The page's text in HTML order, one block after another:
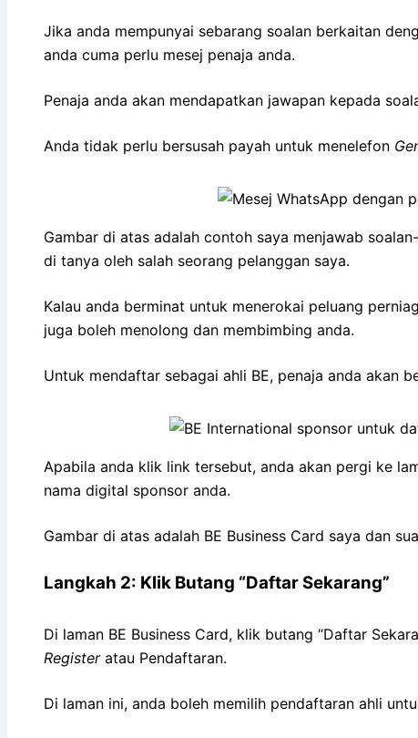
Jika anda mempunyai sebarang soalan berkaitan
anda cuma perlu mesej penaja anda.
Penaja anda akan mendapatkan jawapan kepada
Anda tidak perlu bersusah payah untuk menelefon
Gambar di atas adalah contoh saya menjawab
di tanya oleh salah seorang pelanggan saya.
Kalau anda berminat untuk menerokai peluang
juga boleh menolong dan membimbing anda.
Untuk mendaftar sebagai ahli BE, penaja anda akan
Apabila anda klik link tersebut, anda akan pergi ke
nama digital sponsor anda.
Gambar di atas adalah BE Business Card saya dan
Langkah 2: Klik Butang “Daftar Sekarang”
Di laman BE Business Card, klik butang “Daftar
Registeratau Pendaftaran.
Di laman ini, anda boleh memilih pendaftaran ahli